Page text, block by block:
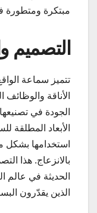
مبتكرة ومتطورة
التصميم
الأناقة
الجودة في
الأبعاد المطلقة
استخدامها بشكل
بالانزعاج. هذا
الحديثة في عالم
الذين يقدّرون